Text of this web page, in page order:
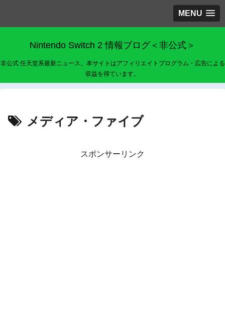
MENU
Nintendo Switch 2 情報ブログ＜非公式＞
非公式 任天堂系最新ニュース。本サイトはアフィリエイトプログラム・広告による
収益を得ています。
メディア・ファイブ
スポンサーリンク